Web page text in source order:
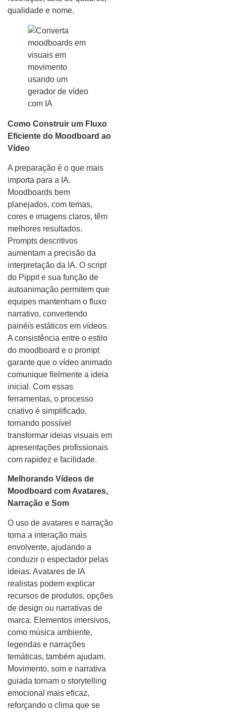
qualidade e nome.
Como Construir um Fluxo
Eficiente do Moodboard ao
Vídeo
A preparação é o que mais
importa para a IA.
Moodboards bem
planejados, com temas,
cores e imagens claros, têm
melhores resultados.
Prompts descritivos
aumentam a precisão da
interpretação da IA. O script
do Pippit e sua função de
autoanimação permitem que
equipes mantenham o fluxo
narrativo, convertendo
painéis estáticos em vídeos.
A consistência entre o estilo
do moodboard e o prompt
garante que o vídeo animado
comunique fielmente a ideia
inicial. Com essas
ferramentas, o processo
criativo é simplificado,
tornando possível
transformar ideias visuais em
apresentações profissionais
com rapidez e facilidade.
Melhorando Vídeos de
Moodboard com Avatares,
Narração e Som
O uso de avatares e narração
torna a interação mais
envolvente, ajudando a
conduzir o espectador pelas
ideias. Avatares de IA
realistas podem explicar
recursos de produtos, opções
de design ou narrativas de
marca. Elementos imersivos,
como música ambiente,
legendas e narrações
temáticas, também ajudam.
Movimento, som e narrativa
guiada tornam o storytelling
emocional mais eficaz,
reforçando o clima que se